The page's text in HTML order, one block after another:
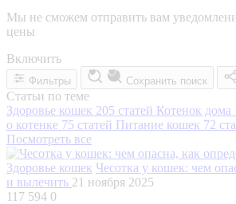
Мы не сможем отправить вам
цены
Включить
Фильтры Сохранить поиск
Статьи по теме
Здоровье кошек 205 статей Котенок дома
о котенке 75 статей Питание кошек 72
Посмотреть все
Здоровье кошек Чесотка у кошек: чем
и вылечить 21 ноября 2025
117 594 0